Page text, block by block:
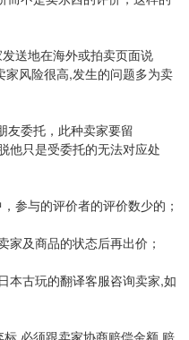
送地在海外或拍卖页面说
家风险很高,发生的问题多为卖
友委托，此种卖家要留
他只是受委托的无法对应处
参与的评价者的评价数少的；
家及商品的状态后再出价；
本古玩的翻译客服咨询卖家,如
,必须跟卖家协商赔偿金额,赔